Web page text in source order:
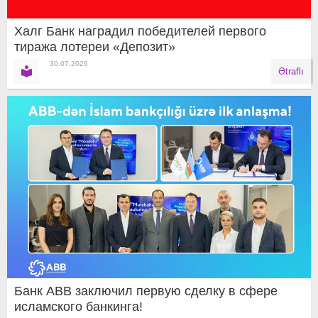
Халг Банк наградил победителей первого
тиража лотереи «Депозит»
30.07.2026
Ətraflı
Банк ABB заключил первую сделку в сфере
исламского банкинга!